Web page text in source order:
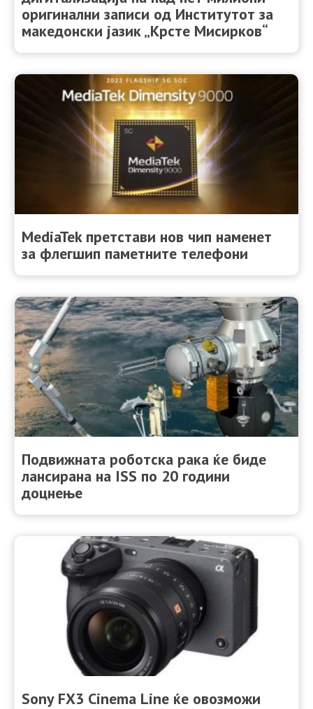
оригинални записи од Институтот за
македонски јазик „Крсте Мисирков“
MediaTek претстави нов чип наменет
за флегшип паметните телефони
Подвижната роботска рака ќе биде
лансирана на ISS по 20 години
доцнење
Sony FX3 Cinema Line ќе овозможи